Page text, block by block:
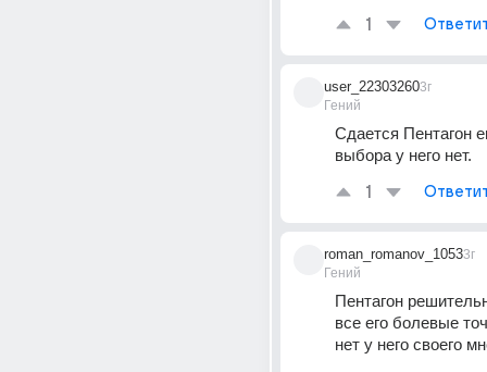
1
user_22303260
Гений
3г
Сдается Пентагон
выбора у него нет.
1
roman_romanov_1053
Гений
3г
Пентагон
все его болевые
нет у него своего